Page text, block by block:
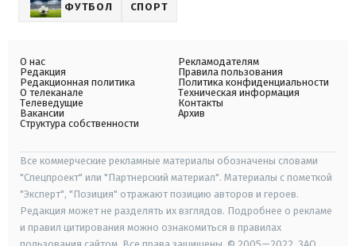
ФУТБОЛ СПОРТ
О нас
Редакция
Редакционная политика
О телеканале
Телеведущие
Вакансии
Структура собственности
Рекламодателям
Правила пользования
Политика конфиденциальности
Техническая информация
Контакты
Архив
Все коммерческие рекламные материалы обозначены словами
"Спецпроект" или "Партнерский материал". Материалы с пометкой
"Эксперт", "Позиция" отражают позицию авторов и героев.
Редакция может не разделять их взглядов. Подробнее о рекламе
и правил цитирования можно ознакомиться в правилах